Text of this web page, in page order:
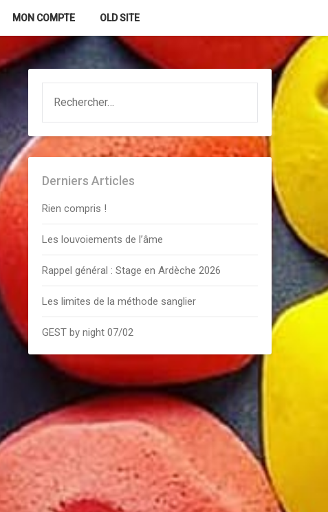
MON COMPTE OLD SITE
Derniers Articles
Rien compris !
Les louvoiements de l’âme
Rappel général : Stage en Ardèche 2026
Les limites de la méthode sanglier
GEST by night 07/02